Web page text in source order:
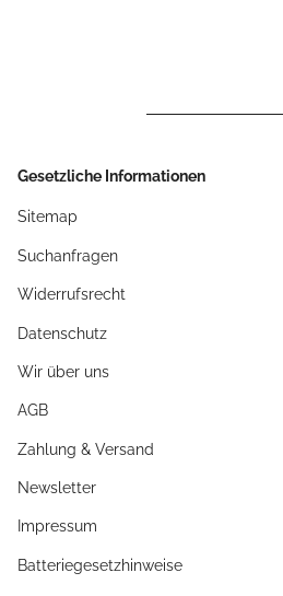
Gesetzliche Informationen
Sitemap
Suchanfragen
Widerrufsrecht
Datenschutz
Wir über uns
AGB
Zahlung & Versand
Newsletter
Impressum
Batteriegesetzhinweise